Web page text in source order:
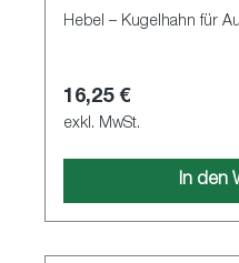
Hebel – Kugelhahn für
16,25 €
exkl. MwSt.
In den